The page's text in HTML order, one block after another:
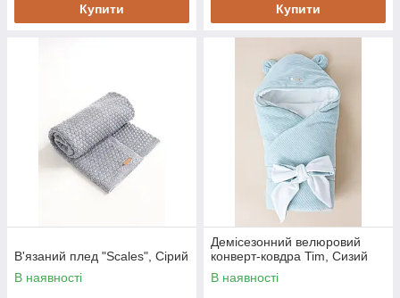
Купити Купити
В'язаний плед "Scales", Сірий
В наявності
Демісезонний велюровий
конверт-ковдра Tim, Сизий
В наявності